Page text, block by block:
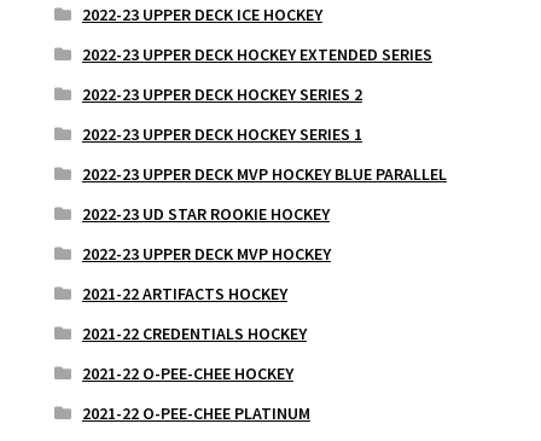
2022-23 UPPER DECK ICE HOCKEY
2022-23 UPPER DECK HOCKEY EXTENDED SERIES
2022-23 UPPER DECK HOCKEY SERIES 2
2022-23 UPPER DECK HOCKEY SERIES 1
2022-23 UPPER DECK MVP HOCKEY BLUE PARALLEL
2022-23 UD STAR ROOKIE HOCKEY
2022-23 UPPER DECK MVP HOCKEY
2021-22 ARTIFACTS HOCKEY
2021-22 CREDENTIALS HOCKEY
2021-22 O-PEE-CHEE HOCKEY
2021-22 O-PEE-CHEE PLATINUM